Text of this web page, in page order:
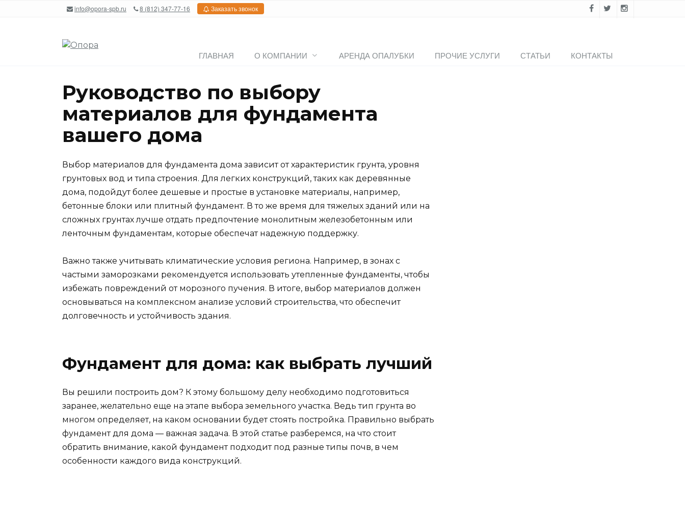
info@opora-spb.ru 8 (812) 347-77-16 Заказать звонок
ГЛАВНАЯ О КОМПАНИИ АРЕНДА ОПАЛУБКИ ПРОЧИЕ УСЛУГИ СТАТЬИ КОНТАКТЫ
Руководство по выбору
материалов для фундамента
вашего дома
Выбор материалов для фундамента дома зависит от характеристик грунта, уровня
грунтовых вод и типа строения. Для легких конструкций, таких как деревянные
дома, подойдут более дешевые и простые в установке материалы, например,
бетонные блоки или плитный фундамент. В то же время для тяжелых зданий или на
сложных грунтах лучше отдать предпочтение монолитным железобетонным или
ленточным фундаментам, которые обеспечат надежную поддержку.
Важно также учитывать климатические условия региона. Например, в зонах с
частыми заморозками рекомендуется использовать утепленные фундаменты, чтобы
избежать повреждений от морозного пучения. В итоге, выбор материалов должен
основываться на комплексном анализе условий строительства, что обеспечит
долговечность и устойчивость здания.
Фундамент для дома: как выбрать лучший
Вы решили построить дом? К этому большому делу необходимо подготовиться
заранее, желательно еще на этапе выбора земельного участка. Ведь тип грунта во
многом определяет, на каком основании будет стоять постройка. Правильно выбрать
фундамент для дома — важная задача. В этой статье разберемся, на что стоит
обратить внимание, какой фундамент подходит под разные типы почв, в чем
особенности каждого вида конструкций.